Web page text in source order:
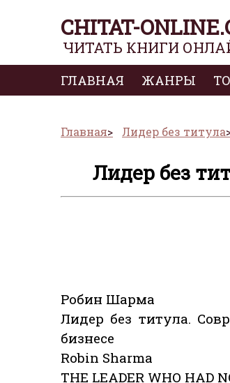
CHITAT-
ЧИТАТЬ КНИГИ
ГЛАВНАЯ ЖАНРЫ
Главная Лидер без титула
Лидер без
Робин Шарма
Лидер без титула.
бизнесе
Robin Sharma
THE LEADER WHO HAD